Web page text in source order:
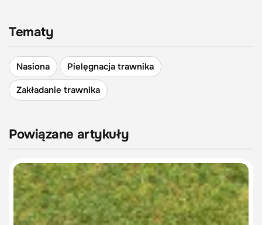
Tematy
Nasiona
Pielęgnacja trawnika
Zakładanie trawnika
Powiązane artykuły